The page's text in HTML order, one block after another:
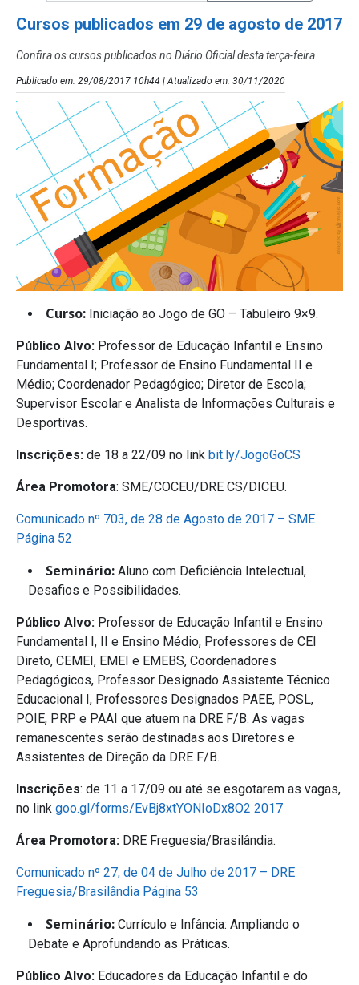
Cursos publicados em 29 de agosto de 2017
Confira os cursos publicados no Diário Oficial desta terça-feira
Publicado em: 29/08/2017 10h44 | Atualizado em: 30/11/2020
Curso: Iniciação ao Jogo de GO – Tabuleiro 9×9.
Público Alvo: Professor de Educação Infantil e Ensino
Fundamental I; Professor de Ensino Fundamental II e
Médio; Coordenador Pedagógico; Diretor de Escola;
Supervisor Escolar e Analista de Informações Culturais e
Desportivas.
Inscrições: de 18 a 22/09 no link bit.ly/JogoGoCS
Área Promotora: SME/COCEU/DRE CS/DICEU.
Comunicado nº 703, de 28 de Agosto de 2017 – SME
Página 52
Seminário: Aluno com Deficiência Intelectual,
Desafios e Possibilidades.
Público Alvo: Professor de Educação Infantil e Ensino
Fundamental I, II e Ensino Médio, Professores de CEI
Direto, CEMEI, EMEI e EMEBS, Coordenadores
Pedagógicos, Professor Designado Assistente Técnico
Educacional I, Professores Designados PAEE, POSL,
POIE, PRP e PAAI que atuem na DRE F/B. As vagas
remanescentes serão destinadas aos Diretores e
Assistentes de Direção da DRE F/B.
Inscrições: de 11 a 17/09 ou até se esgotarem as vagas,
no link goo.gl/forms/EvBj8xtYONIoDx8O2 2017
Área Promotora: DRE Freguesia/Brasilândia.
Comunicado nº 27, de 04 de Julho de 2017 – DRE
Freguesia/Brasilândia Página 53
Seminário: Currículo e Infância: Ampliando o
Debate e Aprofundando as Práticas.
Público Alvo: Educadores da Educação Infantil e do